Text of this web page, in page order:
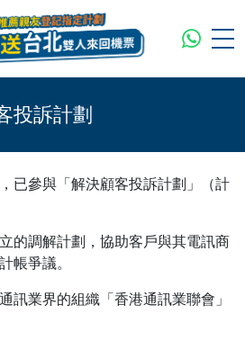
投訴計劃
已參與「解決顧客投訴計劃」（計
的調解計劃，協助客戶與其電訊商
帳爭議。
訊業界的組織「香港通訊業聯會」